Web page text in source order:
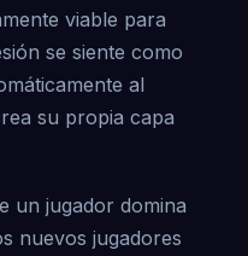
viable para
se siente como
al
su propia capa
un jugador domina
nuevos jugadores